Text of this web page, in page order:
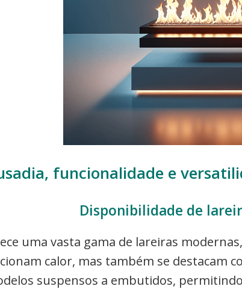
funcionalidade e
Disponibilidade de
uma vasta gama de lareiras
calor, mas também se destacam
suspensos a embutidos,